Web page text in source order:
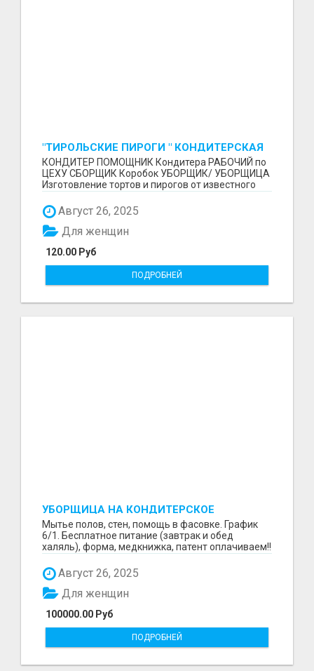
"ТИРОЛЬСКИЕ ПИРОГИ " КОНДИТЕРСКАЯ
ФАБРИКА "КРУГ "
КОНДИТЕР ПОМОЩНИК Кондитера РАБОЧИЙ по
ЦЕХУ СБОРЩИК Коробок УБОРЩИК/ УБОРЩИЦА
Изготовление тортов и пирогов от известного
Август 26, 2025
120.00 Руб
Для женщин
ПОДРОБНЕЙ
УБОРЩИЦА НА КОНДИТЕРСКОЕ
ПРОИЗВОДСТВО (МАРЬИНО/КУРЬЯНОВО)
Мытье полов, стен, помощь в фасовке. График
6/1. Бесплатное питание (завтрак и обед
халяль), форма, медкнижка, патент оплачиваем!!
Август 26, 2025
100000.00 Руб
Для женщин
ПОДРОБНЕЙ